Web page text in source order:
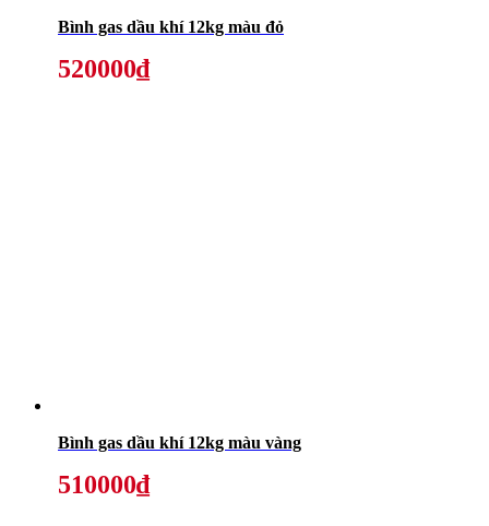
Bình gas dầu khí 12kg màu đỏ
520000₫
Bình gas dầu khí 12kg màu vàng
510000₫